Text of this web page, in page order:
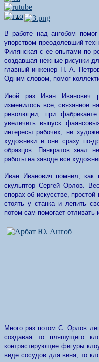
В работе над ангобом
упорством преодолевший
Филянская с ее опытами по
создавшая нежные рисунки
главный инженер Н. А.
Одним словом, помог
Иной раз Иван Иванович
изменилось все, связанное
революции, при
увеличить выпуск
интересы рабочих, ни
художники и они сразу по-
образцов. Панкратов знал
работы на заводе все
Иван Иванович помнил, как
скульптор Сергей Орлов.
спорах об искусстве,
стоять у станка и лепить
потом сам помогает отливать
Много раз потом С. Орлов
создавая то пляшущего
контрастирующие фигуры
виде сосудов для вина, то